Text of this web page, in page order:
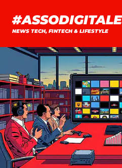
contenuto
NEWS TECH, FINTECH & LIFESTYLE